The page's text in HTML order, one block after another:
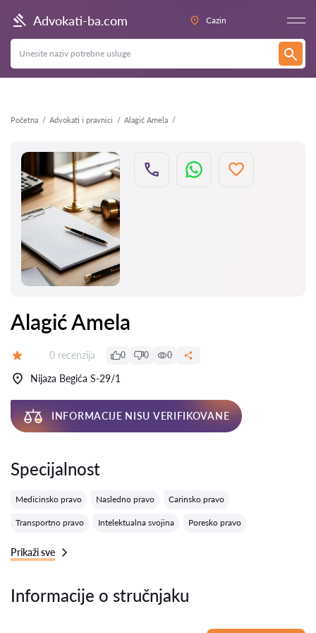
Advokati-ba.com Cazin
Početna Advokati i pravnici Alagić Amela
Nazad
Alagić Amela
Recenzija:
0 recenzija 0 0 0
Nijaza Begića S-29/1
INFORMACIJE NISU VERIFIKOVANE
Specijalnost
Medicinsko pravo Nasledno pravo Carinsko pravo
Transportno pravo Intelektualna svojina Poresko pravo
Prikaži sve
Informacije o stručnjaku